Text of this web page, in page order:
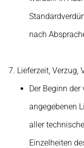
nach
Lieferzeit, Verzug,
Der Beginn
angegebenen
aller
Einzelheiten